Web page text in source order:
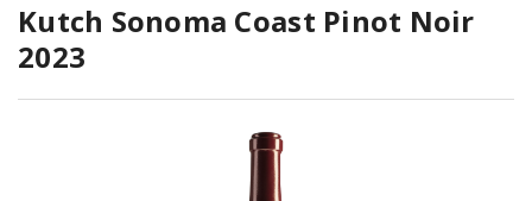
Kutch Sonoma Coast Pinot Noir
2023